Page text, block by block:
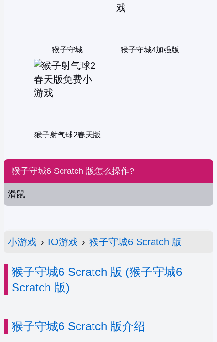
猴子守城 猴子守城4加强版
猴子射气球2春天版
猴子守城6 Scratch 版怎么操作?
滑鼠
小游戏 › IO游戏 › 猴子守城6 Scratch 版
猴子守城6 Scratch 版 (猴子守城6
Scratch 版)
猴子守城6 Scratch 版介绍